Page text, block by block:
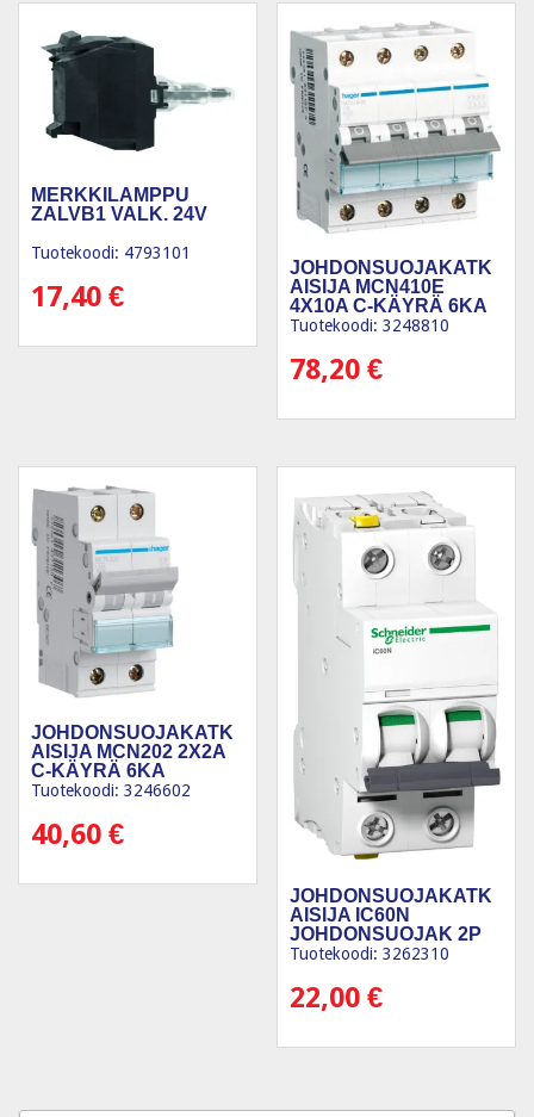
MERKKILAMPPU
ZALVB1 VALK. 24V
Tuotekoodi: 4793101
17,40 €
JOHDONSUOJAKATK
AISIJA MCN410E
4X10A C-KÄYRÄ 6KA
Tuotekoodi: 3248810
78,20€
JOHDONSUOJAKATK
AISIJA MCN202 2X2A
C-KÄYRÄ 6KA
Tuotekoodi: 3246602
40,60 €
JOHDONSUOJAKATK
AISIJA IC60N
JOHDONSUOJAK 2P
C10A 6KA
Tuotekoodi: 3262310
22,00€